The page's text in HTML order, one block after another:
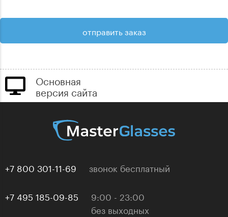
Основная
версия сайта
+7 800 301-11-69 звонок бесплатный
+7 495 185-09-85
9:00 - 23:00
без выходных